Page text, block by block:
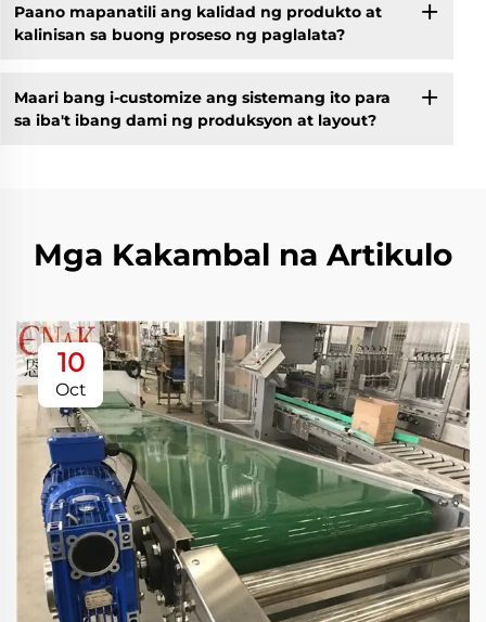
Paano mapanatili ang kalidad ng produkto at
kalinisan sa buong proseso ng paglalata?
Maari bang i-customize ang sistemang ito para
sa iba't ibang dami ng produksyon at layout?
Mga Kakambal na Artikulo
10
Oct